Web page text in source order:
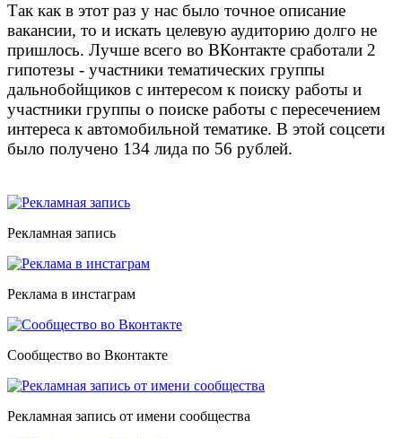
Так как в этот раз у нас было точное описание
вакансии, то и искать целевую аудиторию долго не
пришлось. Лучше всего во ВКонтакте сработали 2
гипотезы - участники тематических группы
дальнобойщиков с интересом к поиску работы и
участники группы о поиске работы с пересечением
интереса к автомобильной тематике. В этой соцсети
было получено 134 лида по 56 рублей.
Рекламная запись
Реклама в инстаграм
Сообщество во Вконтакте
Рекламная запись от имени сообщества